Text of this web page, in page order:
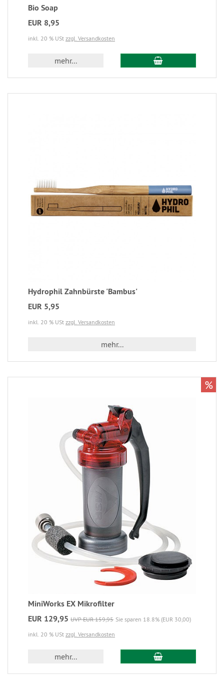
Bio Soap
EUR 8,95
inkl. 20 % USt zzgl. Versandkosten
mehr...
Hydrophil Zahnbürste 'Bambus'
EUR 5,95
inkl. 20 % USt zzgl. Versandkosten
mehr...
MiniWorks EX Mikrofilter
EUR 129,95 UVP EUR 159,95 Sie sparen 18.8% (EUR 30,00)
inkl. 20 % USt zzgl. Versandkosten
mehr...
%